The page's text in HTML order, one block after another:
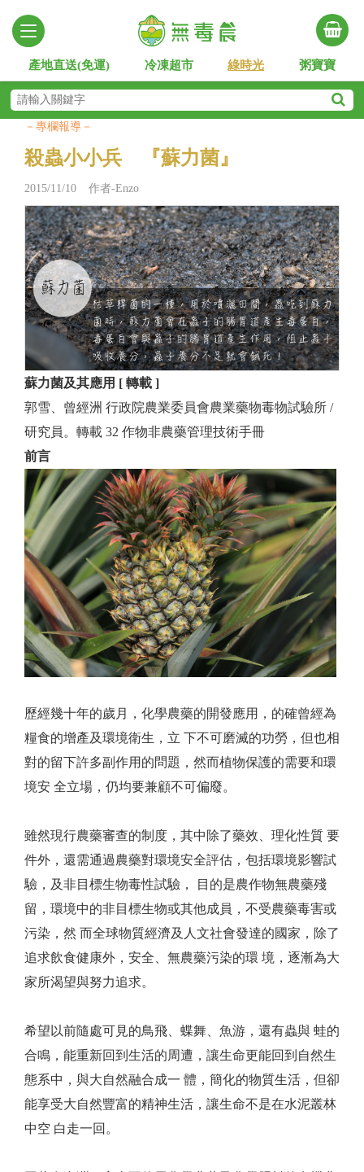
產地直送(免運) 冷凍超市 綠時光 粥寶寶
－專欄報導－
殺蟲小小兵 『蘇力菌』
2015/11/10 作者-Enzo
蘇力菌及其應用 [ 轉載 ]
郭雪、曾經洲 行政院農業委員會農業藥物毒物試驗所 /
研究員。轉載 32 作物非農藥管理技術手冊
前言
歷經幾十年的歲月，化學農藥的開發應用，的確曾經為
糧食的增產及環境衛生，立 下不可磨滅的功勞，但也相
對的留下許多副作用的問題，然而植物保護的需要和環
境安 全立場，仍均要兼顧不可偏廢。
雖然現行農藥審查的制度，其中除了藥效、理化性質 要
件外，還需通過農藥對環境安全評估，包括環境影響試
驗，及非目標生物毒性試驗， 目的是農作物無農藥殘
留，環境中的非目標生物或其他成員，不受農藥毒害或
污染，然 而全球物質經濟及人文社會發達的國家，除了
追求飲食健康外，安全、無農藥污染的環 境，逐漸為大
家所渴望與努力追求。
希望以前隨處可見的鳥飛、蝶舞、魚游，還有蟲與 蛙的
合鳴，能重新回到生活的周遭，讓生命更能回到自然生
態系中，與大自然融合成一 體，簡化的物質生活，但卻
能享受大自然豐富的精神生活，讓生命不是在水泥叢林
中空 白走一回。